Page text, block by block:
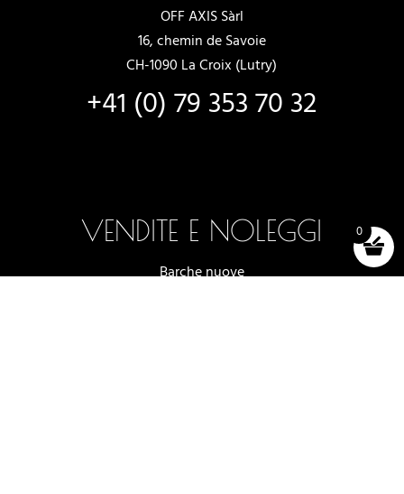
OFF AXIS Sàrl
16, chemin de Savoie
CH-1090 La Croix (Lutry)
+41 (0) 79 353 70 32
VENDITE E NOLEGGI
Barche nuove
0